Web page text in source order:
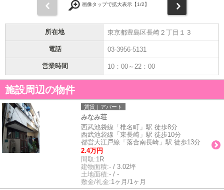
画像タップで拡大表示【1/2】
所在地 東京都豊島区長崎２丁目１３
電話 03-3956-5131
営業時間 10：00～22：00
施設周辺の物件
賃貸｜アパート
みなみ荘
西武池袋線「椎名町」駅 徒歩8分
西武池袋線「東長崎」駅 徒歩10分
都営大江戸線「落合南長崎」駅 徒歩13分
2.4万円
間取:1R
建物面積:- / 3.02坪
土地面積:- / -
敷金/礼金:1ヶ月/1ヶ月